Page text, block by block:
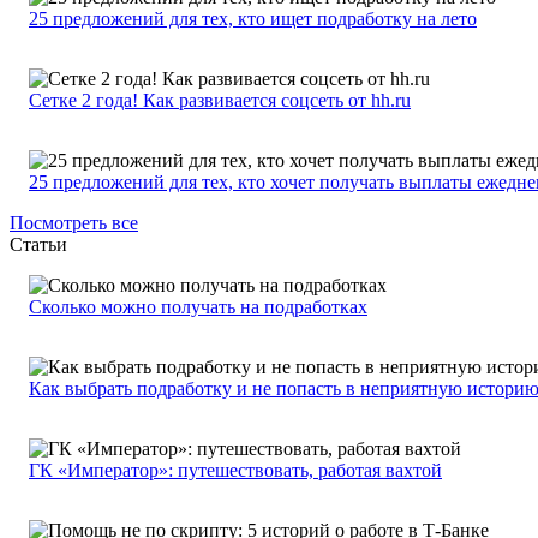
25 предложений для тех, кто ищет подработку на лето
Сетке 2 года! Как развивается соцсеть от hh.ru
25 предложений для тех, кто хочет получать выплаты
Посмотреть все
Статьи
Сколько можно получать на подработках
Как выбрать подработку и не попасть в неприятную историю
ГК «Император»: путешествовать, работая вахтой